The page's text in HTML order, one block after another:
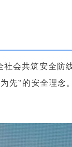
会共筑安全防
”的安全理念